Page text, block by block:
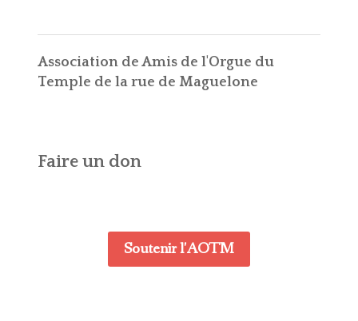
Association de Amis de l'Orgue du
Temple de la rue de Maguelone
Faire un don
Soutenir l'AOTM